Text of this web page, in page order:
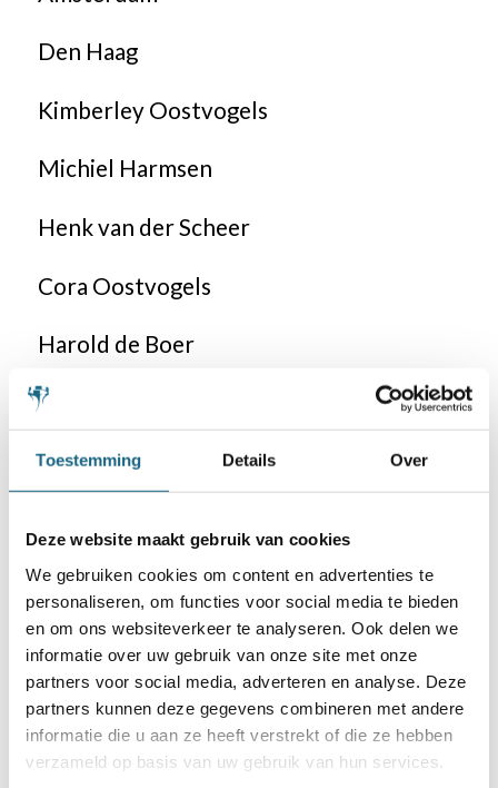
Toestemming Details Over
Deze website maakt gebruik van cookies
We gebruiken cookies om content en advertenties te
personaliseren, om functies voor social media te bieden
en om ons websiteverkeer te analyseren. Ook delen we
informatie over uw gebruik van onze site met onze
partners voor social media, adverteren en analyse. Deze
partners kunnen deze gegevens combineren met andere
informatie die u aan ze heeft verstrekt of die ze hebben
verzameld op basis van uw gebruik van hun services.
Den Haag
Kimberley Oostvogels
Michiel Harmsen
Henk van der Scheer
Cora Oostvogels
Harold de Boer
Björn Hartog
Ivo Kroon
Andrzej Pietrow
Koen Riemens
Henk van der Poel
Hendrik Aldenberg